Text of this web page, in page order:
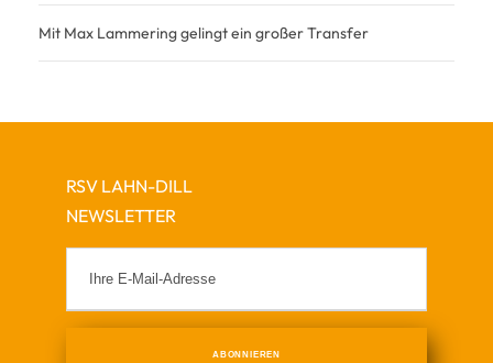
Mit Max Lammering gelingt ein großer Transfer
RSV LAHN-DILL
NEWSLETTER